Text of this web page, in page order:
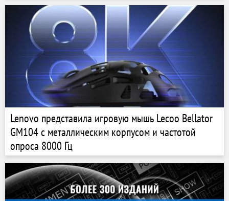
Lenovo представила игровую мышь Lecoo Bellator
GM104 с металлическим корпусом и частотой
опроса 8000 Гц